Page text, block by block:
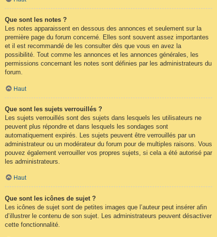
Que sont les notes ?
Les notes apparaissent en dessous des annonces et seulement sur la
première page du forum concerné. Elles sont souvent assez importantes
et il est recommandé de les consulter dès que vous en avez la
possibilité. Tout comme les annonces et les annonces générales, les
permissions concernant les notes sont définies par les administrateurs du
forum.
Haut
Que sont les sujets verrouillés ?
Les sujets verrouillés sont des sujets dans lesquels les utilisateurs ne
peuvent plus répondre et dans lesquels les sondages sont
automatiquement expirés. Les sujets peuvent être verrouillés par un
administrateur ou un modérateur du forum pour de multiples raisons. Vous
pouvez également verrouiller vos propres sujets, si cela a été autorisé par
les administrateurs.
Haut
Que sont les icônes de sujet ?
Les icônes de sujet sont de petites images que l’auteur peut insérer afin
d’illustrer le contenu de son sujet. Les administrateurs peuvent désactiver
cette fonctionnalité.